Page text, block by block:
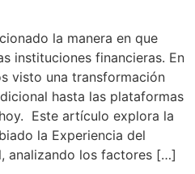
la manera en que
instituciones financieras. En
visto una transformación
hasta las plataformas
Este artículo explora la
la Experiencia del
analizando los factores […]